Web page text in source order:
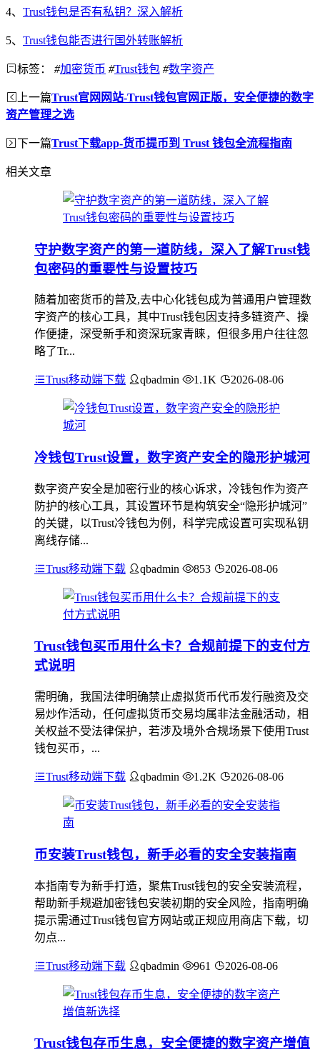
4、 Trust钱包是否有私钥？深入解析
5、 Trust钱包能否进行国外转账解析
标签： #加密货币 #Trust钱包 #数字资产
上一篇Trust官网网站-Trust钱包官网正版，安全便捷的数字
资产管理之选
下一篇Trust下载app-货币提币到 Trust 钱包全流程指南
相关文章
守护数字资产的第一道防线，深入了解Trust钱
包密码的重要性与设置技巧
随着加密货币的普及,去中心化钱包成为普通用户管理数
字资产的核心工具，其中Trust钱包因支持多链资产、操
作便捷，深受新手和资深玩家青睐，但很多用户往往忽
略了Tr...
Trust移动端下载 qbadmin 1.1K 2026-08-06
冷钱包Trust设置，数字资产安全的隐形护城河
数字资产安全是加密行业的核心诉求，冷钱包作为资产
防护的核心工具，其设置环节是构筑安全“隐形护城河”
的关键，以Trust冷钱包为例，科学完成设置可实现私钥
离线存储...
Trust移动端下载 qbadmin 853 2026-08-06
Trust钱包买币用什么卡？合规前提下的支付方
式说明
需明确，我国法律明确禁止虚拟货币代币发行融资及交
易炒作活动，任何虚拟货币交易均属非法金融活动，相
关权益不受法律保护，若涉及境外合规场景下使用Trust
钱包买币，...
Trust移动端下载 qbadmin 1.2K 2026-08-06
币安装Trust钱包，新手必看的安全安装指南
本指南专为新手打造，聚焦Trust钱包的安全安装流程，
帮助新手规避加密钱包安装初期的安全风险，指南明确
提示需通过Trust钱包官方网站或正规应用商店下载，切
勿点...
Trust移动端下载 qbadmin 961 2026-08-06
Trust钱包存币生息，安全便捷的数字资产增值